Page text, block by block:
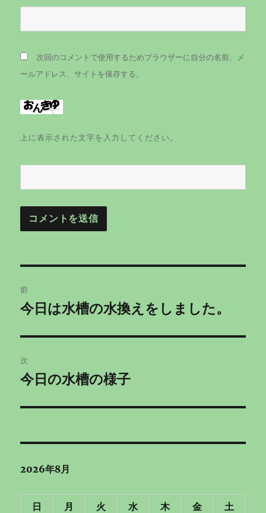
次回のコメントで使用するためブラウザーに自分の名前、メ
ールアドレス、サイトを保存する。
上に表示された文字を入力してください。
稿
ビ
ゲ
ー
ン
前
前
投
稿:
今日は水槽の水換えをしました。
次
次
投
今日の水槽の様子
2026年8月
日 月 火 水 木 金 土